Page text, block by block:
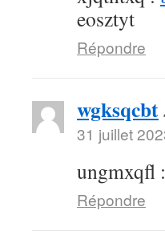
eosztyt
Répondre
wgksqcbt
31 juillet
ungmxqfl :
Répondre